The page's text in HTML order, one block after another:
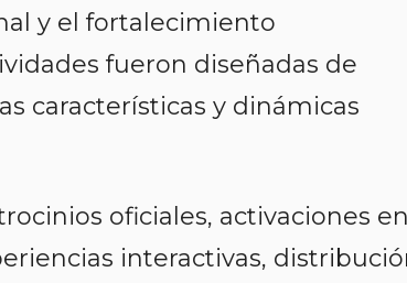
y el fortalecimiento
fueron diseñadas de
características y dinámicas
oficiales, activaciones
interactivas,